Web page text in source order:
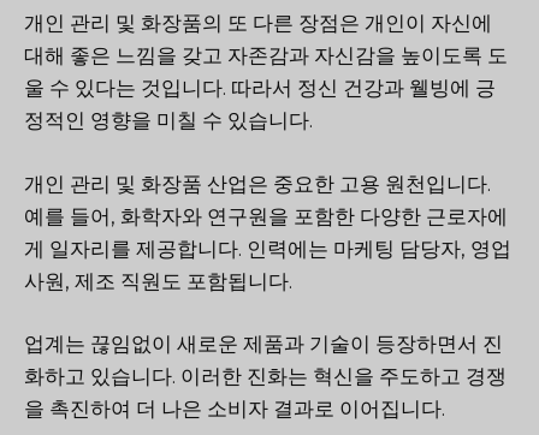
개인 관리 및 화장품의 또 다른 장점은 개인이 자신에
대해 좋은 느낌을 갖고 자존감과 자신감을 높이도록 도
울 수 있다는 것입니다. 따라서 정신 건강과 웰빙에 긍
정적인 영향을 미칠 수 있습니다.
개인 관리 및 화장품 산업은 중요한 고용 원천입니다.
예를 들어, 화학자와 연구원을 포함한 다양한 근로자에
게 일자리를 제공합니다. 인력에는 마케팅 담당자, 영업
사원, 제조 직원도 포함됩니다.
업계는 끊임없이 새로운 제품과 기술이 등장하면서 진
화하고 있습니다. 이러한 진화는 혁신을 주도하고 경쟁
을 촉진하여 더 나은 소비자 결과로 이어집니다.